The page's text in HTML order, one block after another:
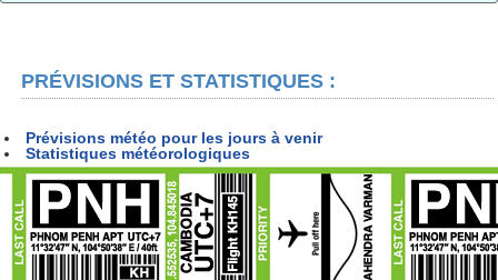
PRÉVISIONS ET STATISTIQUES :
Prévisions météo pour les jours à venir
Statistiques météorologiques